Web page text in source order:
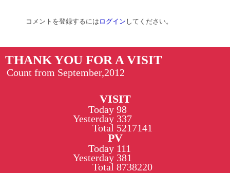
コメントを登録するには ログイン してください。
THANK YOU FOR A VISIT
Count from September,2012
VISIT
Today
Yesterday
Total
98
337
5217141
PV
Today
Yesterday
Total
111
381
8738220